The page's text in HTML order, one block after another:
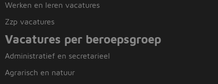
Werken en leren vacatures
Zzp vacatures
Vacatures per beroepsgroep
Administratief en secretarieel
Agrarisch en natuur